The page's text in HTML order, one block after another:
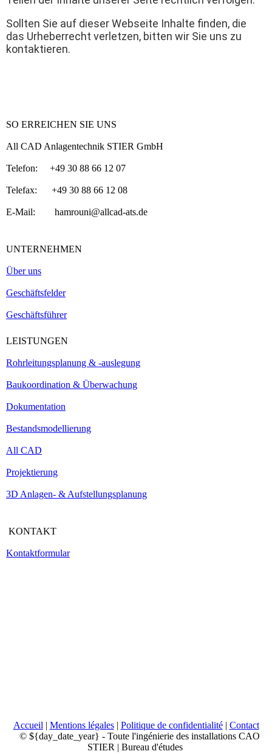
Sollten Sie auf dieser Webseite Inhalte finden, die
das Urheberrecht verletzen, bitten wir Sie uns zu
kontaktieren.
SO ERREICHEN SIE UNS
All CAD Anlagentechnik STIER GmbH
Telefon: +49 30 88 66 12 07
Telefax: +49 30 88 66 12 08
E-Mail: hamrouni@allcad-ats.de
UNTERNEHMEN
Über uns
Geschäftsfelder
Geschäftsführer
LEISTUNGEN
Rohrleitungsplanung & -auslegung
Baukoordination & Überwachung
Dokumentation
Bestandsmodellierung
All CAD
Projektierung
3D Anlagen- & Aufstellungsplanung
KONTAKT
Kontaktformular
Accueil | Mentions légales| Politique de confidentialité| Contact
© ${day_date_year} - Toute l'ingénierie des installations CAO
STIER | Bureau d'études